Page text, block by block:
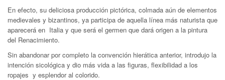
En efecto, su deliciosa producción pictórica, colmada aún de elementos
medievales y bizantinos, ya participa de aquella línea más naturista que
aparecerá en Italia y que será el germen que dará origen a la pintura
del Renacimiento.
Sin abandonar por completo la convención hierática anterior, introdujo la
intención sicológica y dio más vida a las figuras, flexibilidad a los
ropajes y esplendor al colorido.